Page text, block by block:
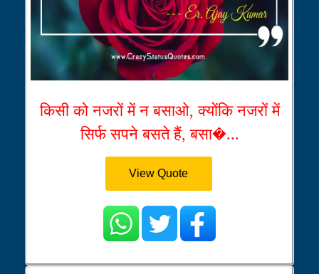
किसी को नजरों में न बसाओ, क्योंकि नजरों में
सिर्फ सपने बसते हैं, बसा�...
View Quote